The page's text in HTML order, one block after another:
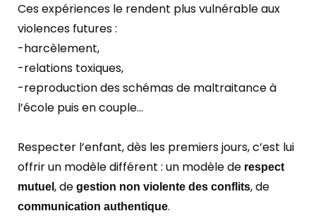
Ces expériences le rendent plus vulnérable aux
violences futures :
-harcèlement,
-relations toxiques,
-reproduction des schémas de maltraitance à
l’école puis en couple…
Respecter l’enfant, dès les premiers jours, c’est lui
offrir un modèle différent : un modèle de respect
mutuel , de gestion non violente des conflits, de
communication authentique.